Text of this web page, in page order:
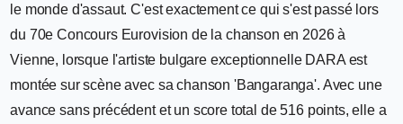
le monde d'assaut. C'est exactement ce qui s'est passé lors
du 70e Concours Eurovision de la chanson en 2026 à
Vienne, lorsque l'artiste bulgare exceptionnelle DARA est
montée sur scène avec sa chanson 'Bangaranga'. Avec une
avance sans précédent et un score total de 516 points, elle a